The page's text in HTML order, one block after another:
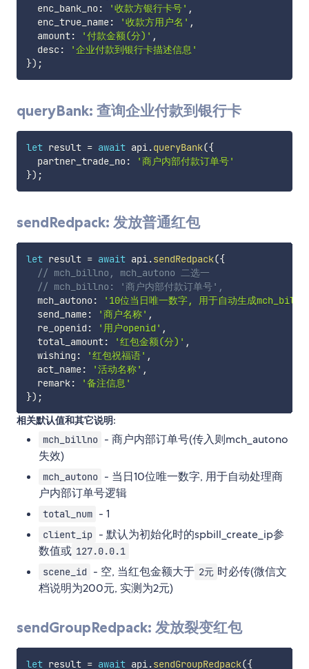
  enc_bank_no
: '收款方银行卡号' ,
  enc_true_name
: '收款方用户名' ,
  amount
: '付款金额(分)' ,
  desc
:
'企业付款到银行卡描述信息'
}) ;
queryBank: 查询企业付款到银行卡
let result = await api.queryBank({
  partner_trade_no
:
'商户内部付款订单号'
}) ;
sendRedpack: 发放普通红包
let result = await api.sendRedpack({
// mch_billno, mch_autono 二选一
// mch_billno: '商户内部付款订单号',
  mch_autono
:
'10位当日唯一数字, 用于自动生成
  send_name
: '商户名称' ,
  re_openid
: '用户openid' ,
  total_amount
: '红包金额(分)' ,
  wishing
: '红包祝福语' ,
  act_name
: '活动名称' ,
  remark
:
'备注信息'
}) ;
相关默认值和其它说明:
mch_billno - 商户内部订单号(传入则mch_autono
失效)
mch_autono - 当日10位唯一数字, 用于自动处理商
户内部订单号逻辑
total_num - 1
client_ip - 默认为初始化时的spbill_create_ip参
数值或 127.0.0.1
scene_id
- 空, 当红包金额大于 2元 时必传(微信文
档说明为200元, 实测为2元)
sendGroupRedpack: 发放裂变红包
let result = await api.sendGroupRedpack({